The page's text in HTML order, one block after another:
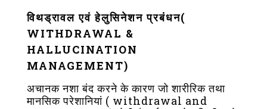
विथड्रावल एवं हेलुसिनेशन प्रबंधन(
WITHDRAWAL &
HALLUCINATION
MANAGEMENT)
अचानक नशा बंद करने के कारण जो शारीरिक तथा
मानसिक परेशानियां ( withdrawal and